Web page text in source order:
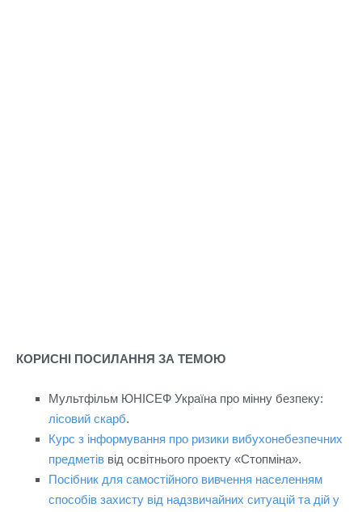
КОРИСНІ ПОСИЛАННЯ ЗА ТЕМОЮ
Мультфільм ЮНІСЕФ Україна про мінну безпеку:
лісовий скарб.
Курс з інформування про ризики вибухонебезпечних
предметів від освітнього проекту «Стопміна».
Посібник для самостійного вивчення населенням
способів захисту від надзвичайних ситуацій та дій у